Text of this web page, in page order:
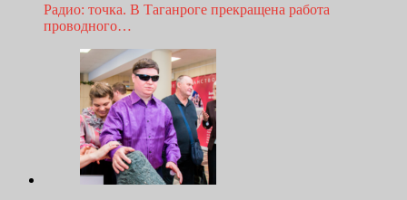
Радио: точка. В Таганроге прекращена работа
проводного…